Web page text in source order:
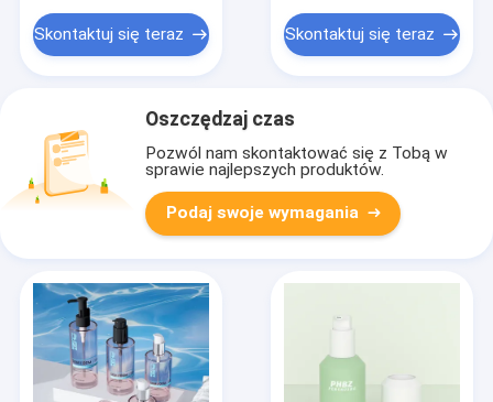
Skontaktuj się teraz
pielęgnacji skóry i
kosmetyków
Skontaktuj się teraz
Oszczędzaj czas
Pozwól nam skontaktować się z Tobą w
sprawie najlepszych produktów.
Podaj swoje wymagania